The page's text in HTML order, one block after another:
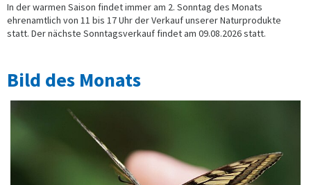
In der warmen Saison findet immer am 2. Sonntag des Monats
ehrenamtlich von 11 bis 17 Uhr der Verkauf unserer Naturprodukte
statt. Der nächste Sonntagsverkauf findet am 09.08.2026 statt.
Bild des Monats